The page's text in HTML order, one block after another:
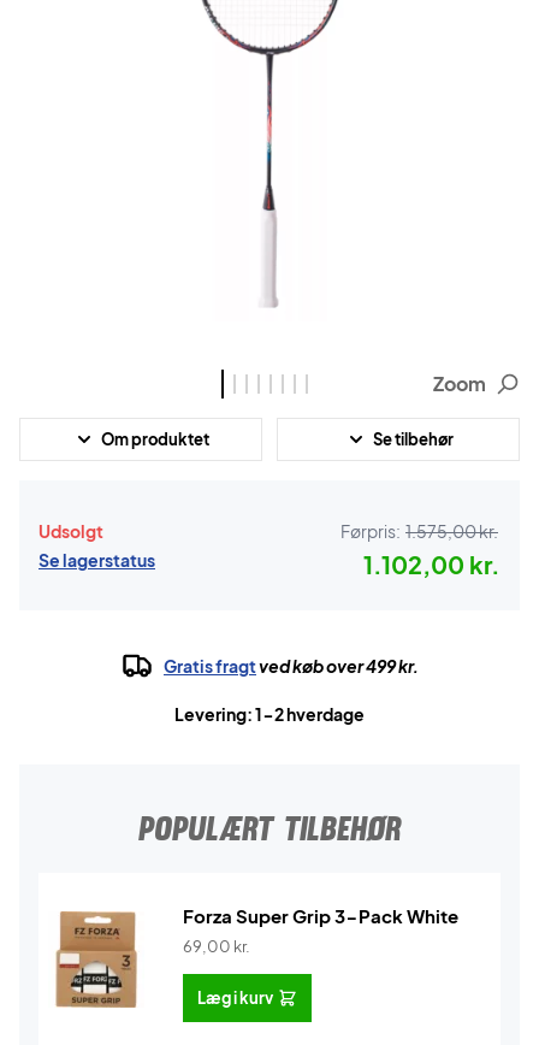
Zoom
Om produktet Se tilbehør
Udsolgt
Se lagerstatus
Førpris: 1.575,00 kr.
1.102,00 kr.
Gratis fragtved køb over 499 kr.
Levering: 1-2 hverdage
POPULÆRT TILBEHØR
Forza Super Grip 3-Pack White
69,00 kr.
Læg i kurv